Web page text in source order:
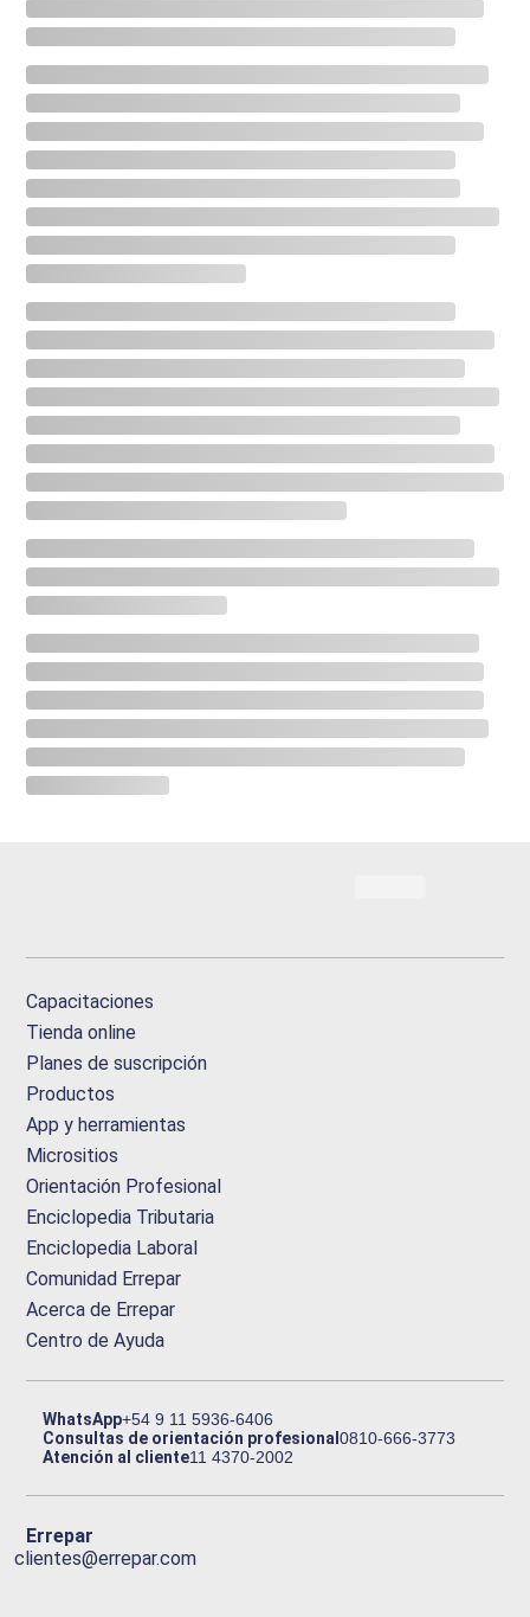
Capacitaciones
Tienda online
Planes de suscripción
Productos
App y herramientas
Micrositios
Orientación Profesional
Enciclopedia Tributaria
Enciclopedia Laboral
Comunidad Errepar
Acerca de Errepar
Centro de Ayuda
WhatsApp+54 9 11 5936-6406
Consultas de orientación profesional0810-666-3773
Atención al cliente11 4370-2002
Errepar
clientes@errepar.com